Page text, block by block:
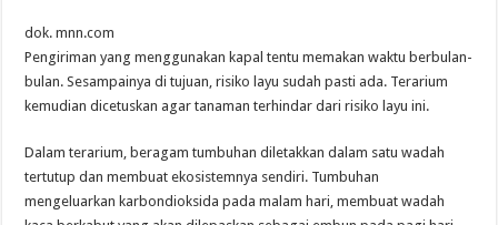
dok. mnn.com
Pengiriman yang menggunakan kapal tentu memakan waktu berbulan-
bulan. Sesampainya di tujuan, risiko layu sudah pasti ada. Terarium
kemudian dicetuskan agar tanaman terhindar dari risiko layu ini.
Dalam terarium, beragam tumbuhan diletakkan dalam satu wadah
tertutup dan membuat ekosistemnya sendiri. Tumbuhan
mengeluarkan karbondioksida pada malam hari, membuat wadah